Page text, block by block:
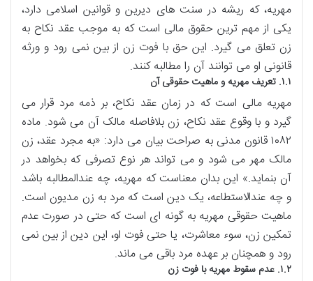
مهریه، که ریشه در سنت های دیرین و قوانین اسلامی دارد،
یکی از مهم ترین حقوق مالی است که به موجب عقد نکاح به
زن تعلق می گیرد. این حق با فوت زن از بین نمی رود و ورثه
قانونی او می توانند آن را مطالبه کنند.
۱.۱. تعریف مهریه و ماهیت حقوقی آن
مهریه مالی است که در زمان عقد نکاح، بر ذمه مرد قرار می
گیرد و با وقوع عقد نکاح، زن بلافاصله مالک آن می شود. ماده
۱۰۸۲ قانون مدنی به صراحت بیان می دارد: «به مجرد عقد، زن
مالک مهر می شود و می تواند هر نوع تصرفی که بخواهد در
آن بنماید.» این بدان معناست که مهریه، چه عندالمطالبه باشد
و چه عندالاستطاعه، یک دین است که مرد به زن مدیون است.
ماهیت حقوقی مهریه به گونه ای است که حتی در صورت عدم
تمکین زن، سوء معاشرت، یا حتی فوت او، این دین از بین نمی
رود و همچنان بر عهده مرد باقی می ماند.
۱.۲. عدم سقوط مهریه با فوت زن